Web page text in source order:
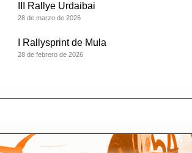
III Rallye Urdaibai
28 de marzo de 2026
I Rallysprint de Mula
28 de febrero de 2026